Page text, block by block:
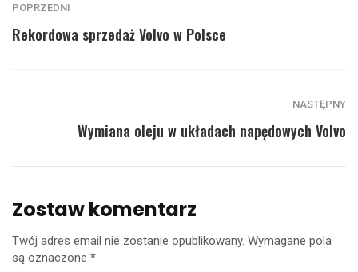
POPRZEDNI
Rekordowa sprzedaż Volvo w Polsce
NASTĘPNY
Wymiana oleju w układach napędowych Volvo
Zostaw komentarz
Twój adres email nie zostanie opublikowany. Wymagane pola
są oznaczone *